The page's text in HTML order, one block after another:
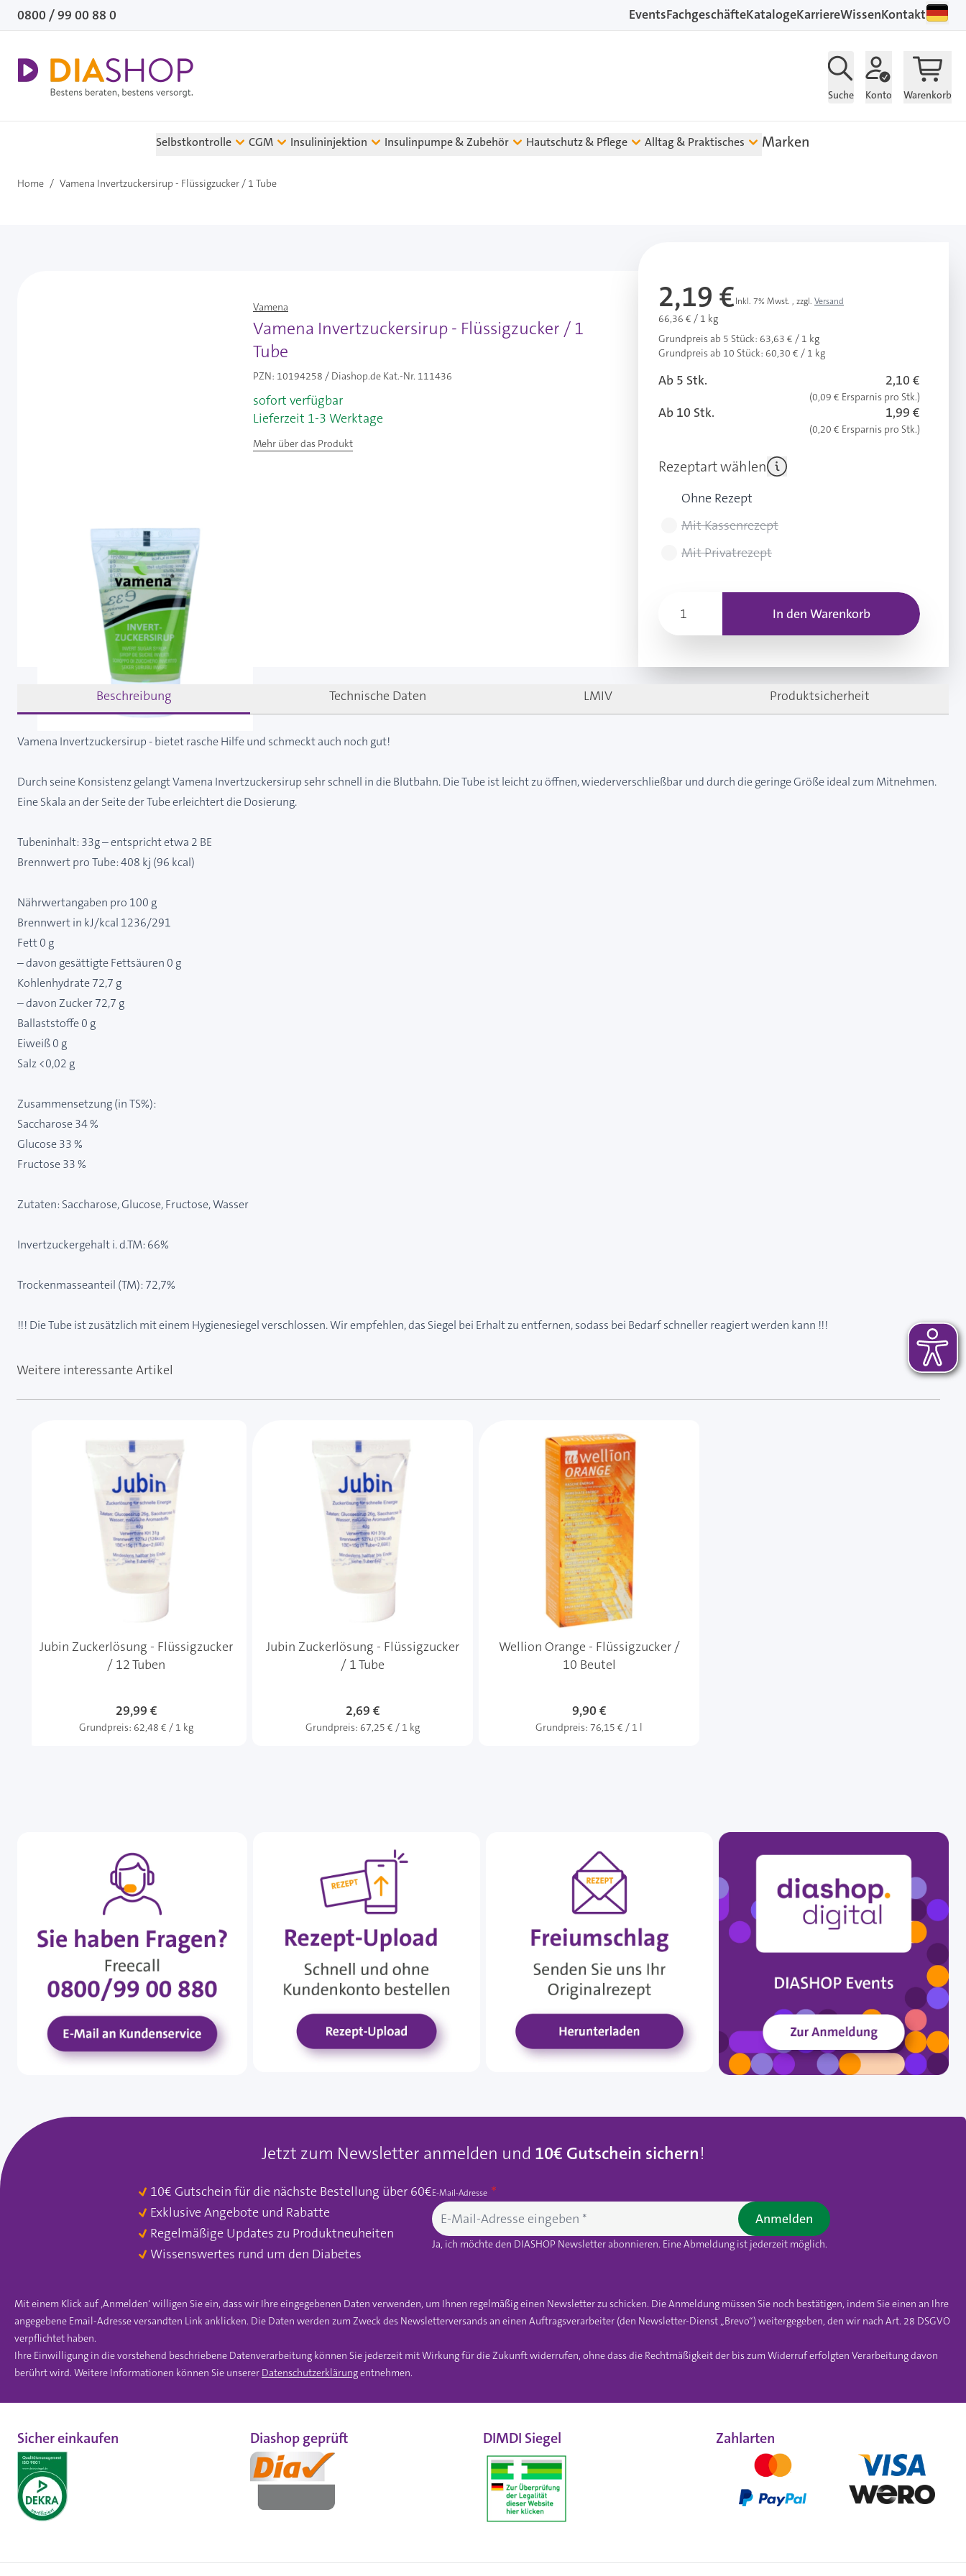
Direkt zum Inhalt
0800 / 99 00 88 0 EventsFachgeschäfteKatalogeKarriereWissenKontakt
Suche Konto Warenkorb
Selbstkontrolle CGM Insulininjektion Insulinpumpe & Zubehör Hautschutz & Pflege Alltag & Praktisches Marken
Home / Vamena Invertzuckersirup - Flüssigzucker / 1 Tube
Vamena
Vamena Invertzuckersirup - Flüssigzucker / 1
Tube
PZN: 10194258 / Diashop.de Kat.-Nr. 111436
sofort verfügbar
Lieferzeit 1-3 Werktage
Mehr über das Produkt
2,19 €Inkl. 7% Mwst. , zzgl. Versand
66,36 € / 1 kg
Grundpreis ab 5 Stück: 63,63 € / 1 kg
Grundpreis ab 10 Stück: 60,30 € / 1 kg
Ab 5 Stk. 2,10 €
(0,09 € Ersparnis pro Stk.)
Ab 10 Stk. 1,99 €
(0,20 € Ersparnis pro Stk.)
Rezeptart wählen
Ohne Rezept
Mit Kassenrezept
Mit Privatrezept
In den Warenkorb
Beschreibung Technische Daten LMIV Produktsicherheit
Vamena Invertzuckersirup - bietet rasche Hilfe und schmeckt auch noch gut!
Durch seine Konsistenz gelangt Vamena Invertzuckersirup sehr schnell in die Blutbahn. Die Tube ist leicht zu öffnen, wiederverschließbar und durch die geringe Größe ideal zum Mitnehmen.
Eine Skala an der Seite der Tube erleichtert die Dosierung.
Tubeninhalt: 33g – entspricht etwa 2 BE
Brennwert pro Tube: 408 kj (96 kcal)
Nährwertangaben pro 100 g
Brennwert in kJ/kcal 1236/291
Fett 0 g
– davon gesättigte Fettsäuren 0 g
Kohlenhydrate 72,7 g
– davon Zucker 72,7 g
Ballaststoffe 0 g
Eiweiß 0 g
Salz <0,02 g
Zusammensetzung (in TS%):
Saccharose 34 %
Glucose 33 %
Fructose 33 %
Zutaten: Saccharose, Glucose, Fructose, Wasser
Invertzuckergehalt i. d.TM: 66%
Trockenmasseanteil (TM): 72,7%
!!! Die Tube ist zusätzlich mit einem Hygienesiegel verschlossen. Wir empfehlen, das Siegel bei Erhalt zu entfernen, sodass bei Bedarf schneller reagiert werden kann !!!
Weitere interessante Artikel
Jubin Zuckerlösung - Flüssigzucker
/ 12 Tuben
29,99 €
Grundpreis: 62,48 € / 1 kg
Jubin Zuckerlösung - Flüssigzucker
/ 1 Tube
2,69 €
Grundpreis: 67,25 € / 1 kg
Wellion Orange - Flüssigzucker /
10 Beutel
9,90 €
Grundpreis: 76,15 € / 1 l
Jetzt zum Newsletter anmelden und 10€ Gutschein sichern!
10€ Gutschein für die nächste Bestellung über 60€
Exklusive Angebote und Rabatte
Regelmäßige Updates zu Produktneuheiten
Wissenswertes rund um den Diabetes
E-Mail-Adresse
Ja, ich möchte den DIASHOP Newsletter abonnieren. Eine Abmeldung ist jederzeit möglich.
Anmelden
Mit einem Klick auf ‚Anmelden‘ willigen Sie ein, dass wir Ihre eingegebenen Daten verwenden, um Ihnen regelmäßig einen Newsletter zu schicken. Die Anmeldung müssen Sie noch bestätigen, indem Sie einen an Ihre
angegebene Email-Adresse versandten Link anklicken. Die Daten werden zum Zweck des Newsletterversands an einen Auftragsverarbeiter (den Newsletter-Dienst „Brevo“) weitergegeben, den wir nach Art. 28 DSGVO
verpflichtet haben.
Ihre Einwilligung in die vorstehend beschriebene Datenverarbeitung können Sie jederzeit mit Wirkung für die Zukunft widerrufen, ohne dass die Rechtmäßigkeit der bis zum Widerruf erfolgten Verarbeitung davon
berührt wird. Weitere Informationen können Sie unserer Datenschutzerklärungentnehmen.
Sicher einkaufen Diashop geprüft DIMDI Siegel Zahlarten